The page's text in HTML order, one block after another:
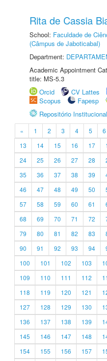
Rita de Cassia
School: Faculdade de
(Câmpus de Jaboticabal)
Department:
Academic Appointment
title: MS-5.3
Orcid
CV Lattes
Scopus
Fapesp
Repositório
« 1 2 3 4 5 6
13
14 15 16 17
24
25 26 27 28
35
36 37 38 39
46
47 48 49 50
57
58 59 60 61
68
69 70 71 72
79
80 81 82 83
90
91 92 93 94
100
101 102 103
109
110 111 112
118
119 120 121
127
128 129 130
136
137 138 139
145
146 147 148
154
155 156 157